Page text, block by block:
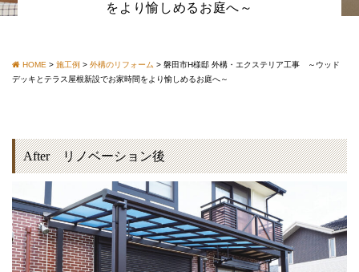
をより愉しめるお庭へ～
HOME > 施工例 > 外構のリフォーム > 磐田市H様邸 外構・エクステリア工事 ～ウッド
デッキとテラス屋根新設でお家時間をより愉しめるお庭へ～
After リノベーション後